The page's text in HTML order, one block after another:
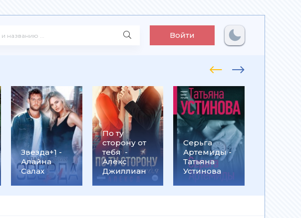
Войти
Звезда+1 -
Алайна
Салах
По ту
сторону от
тебя -
Алекс
Джиллиан
Серьга
Артемиды -
Татьяна
Устинова
на
- Ольга
Громыко